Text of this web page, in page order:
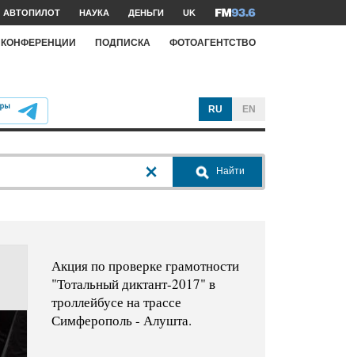
АВТОПИЛОТ НАУКА ДЕНЬГИ UK
КОНФЕРЕНЦИИ ПОДПИСКА ФОТОАГЕНТСТВО
RU EN
Найти
Акция по проверке грамотности
"Тотальный диктант-2017" в
троллейбусе на трассе
Симферополь - Алушта.